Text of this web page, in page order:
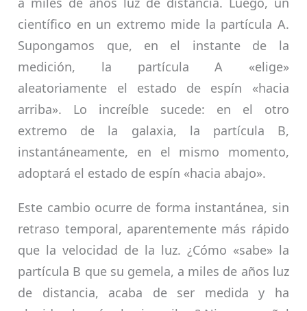
científico en un extremo mide la partícula A.
Supongamos que, en el instante de la
medición, la partícula A «elige»
aleatoriamente el estado de espín «hacia
arriba». Lo increíble sucede: en el otro
extremo de la galaxia, la partícula B,
instantáneamente, en el mismo momento,
adoptará el estado de espín «hacia abajo».
Este cambio ocurre de forma instantánea, sin
retraso temporal, aparentemente más rápido
que la velocidad de la luz. ¿Cómo «sabe» la
partícula B que su gemela, a miles de años luz
de distancia, acaba de ser medida y ha